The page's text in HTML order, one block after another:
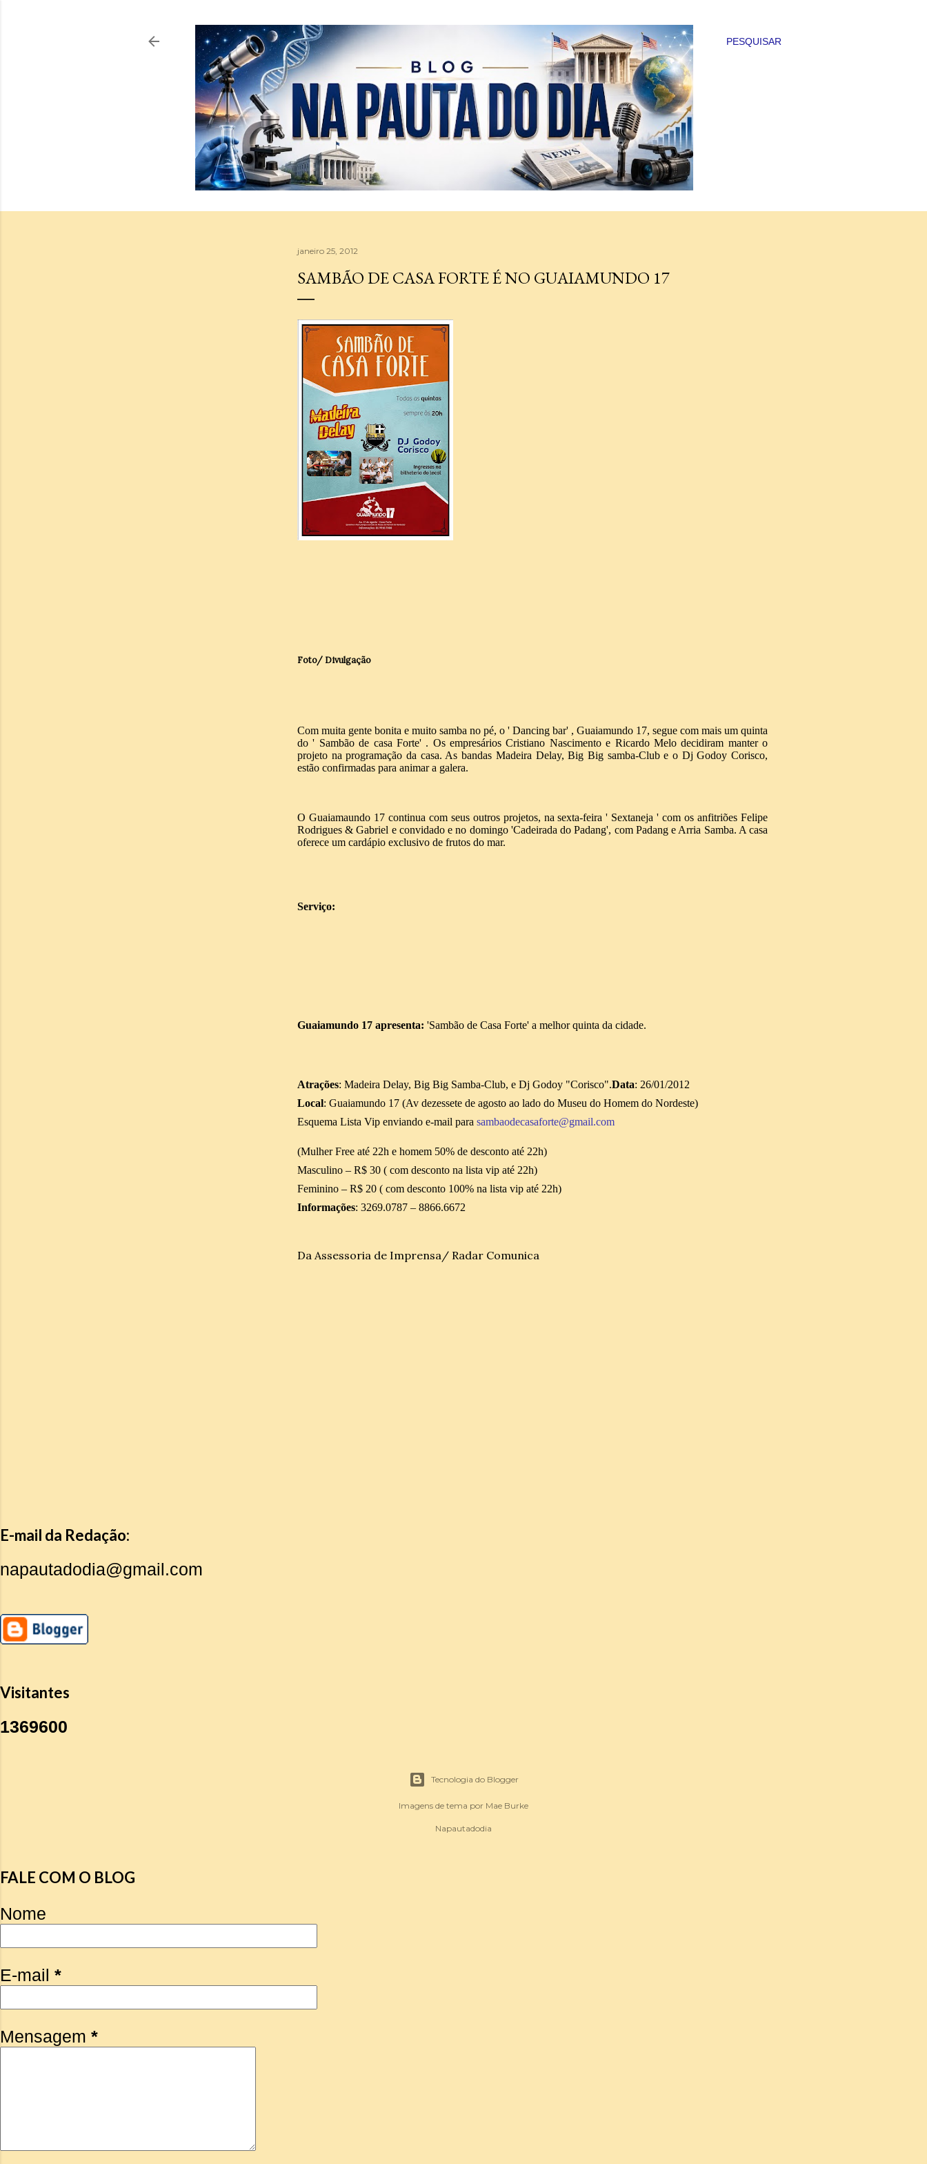
PESQUISAR
janeiro 25, 2012
SAMBÃO DE CASA FORTE É NO GUAIAMUNDO 17
Foto/ Divulgação
Com muita gente bonita e muito samba no pé, o ' Dancing bar' , Guaiamundo 17, segue com mais um quinta
do ' Sambão de casa Forte' . Os empresários Cristiano Nascimento e Ricardo Melo decidiram manter o
projeto na programação da casa. As bandas Madeira Delay, Big Big samba-Club e o Dj Godoy Corisco,
estão confirmadas para animar a galera.
O Guaiamaundo 17 continua com seus outros projetos, na sexta-feira ' Sextaneja ' com os anfitriões Felipe
Rodrigues & Gabriel e convidado e no domingo 'Cadeirada do Padang', com Padang e Arria Samba. A casa
oferece um cardápio exclusivo de frutos do mar.
Serviço:
Guaiamundo 17 apresenta: 'Sambão de Casa Forte' a melhor quinta da cidade.
Atrações: Madeira Delay, Big Big Samba-Club, e Dj Godoy "Corisco".Data: 26/01/2012
Local: Guaiamundo 17 (Av dezessete de agosto ao lado do Museu do Homem do Nordeste)
Esquema Lista Vip enviando e-mail para sambaodecasaforte@gmail.com
(Mulher Free até 22h e homem 50% de desconto até 22h)
Masculino – R$ 30 ( com desconto na lista vip até 22h)
Feminino – R$ 20 ( com desconto 100% na lista vip até 22h)
Informações: 3269.0787 – 8866.6672
Da Assessoria de Imprensa/ Radar Comunica
E-mail da Redação:
napautadodia@gmail.com
Visitantes
1369600
Tecnologia do Blogger
Imagens de tema por Mae Burke
Napautadodia
FALE COM O BLOG
Nome
E-mail *
Mensagem *